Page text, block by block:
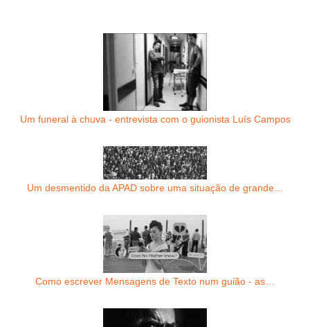
Um funeral à chuva - entrevista com o guionista Luís Campos
Um desmentido da APAD sobre uma situação de grande…
Como escrever Mensagens de Texto num guião - as…